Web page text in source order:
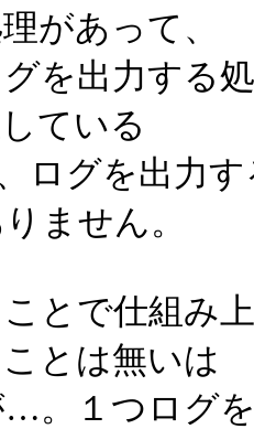
があって、
を出力する
ている
ログを出力
ません。
とで仕組み
とは無いは
。１つログ